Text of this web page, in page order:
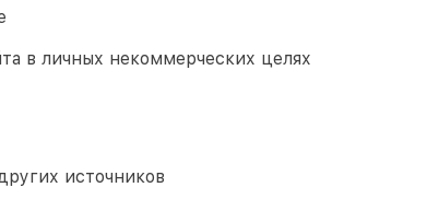
в личных некоммерческих целях
источников